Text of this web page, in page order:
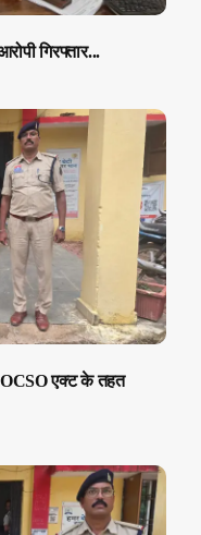
गिरफ्तार...
एक्ट के तहत